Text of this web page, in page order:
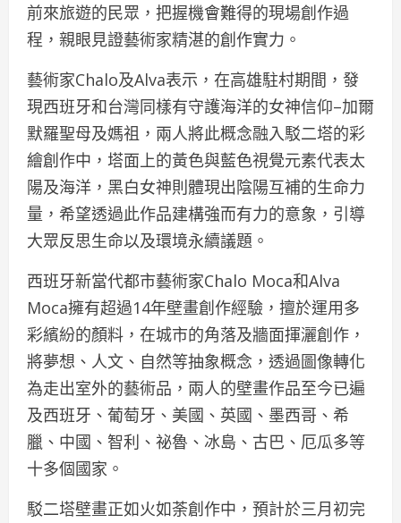
前來旅遊的民眾，把握機會難得的現場創作過
程，親眼見證藝術家精湛的創作實力。
藝術家Chalo及Alva表示，在高雄駐村期間，發
現西班牙和台灣同樣有守護海洋的女神信仰–加爾
默羅聖母及媽祖，兩人將此概念融入駁二塔的彩
繪創作中，塔面上的黃色與藍色視覺元素代表太
陽及海洋，黑白女神則體現出陰陽互補的生命力
量，希望透過此作品建構強而有力的意象，引導
大眾反思生命以及環境永續議題。
西班牙新當代都市藝術家Chalo Moca和Alva
Moca擁有超過14年壁畫創作經驗，擅於運用多
彩繽紛的顏料，在城市的角落及牆面揮灑創作，
將夢想、人文、自然等抽象概念，透過圖像轉化
為走出室外的藝術品，兩人的壁畫作品至今已遍
及西班牙、葡萄牙、美國、英國、墨西哥、希
臘、中國、智利、祕魯、冰島、古巴、厄瓜多等
十多個國家。
駁二塔壁畫正如火如荼創作中，預計於三月初完